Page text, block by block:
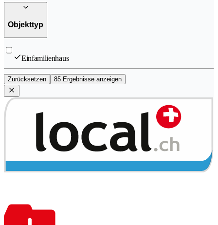
Objekttyp
Einfamilienhaus
Zurücksetzen 85 Ergebnisse anzeigen